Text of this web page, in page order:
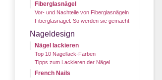
Fiberglasnägel
Vor- und Nachteile von Fiberglasnägeln
Fiberglasnägel: So werden sie gemacht
Nageldesign
Nägel lackieren
Top 10 Nagellack-Farben
Tipps zum Lackieren der Nägel
French Nails